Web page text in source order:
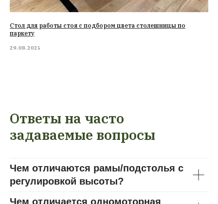
Стол для работы стоя с подбором цвета столешницы по
паркету
29.08.2025
Ответы на часто
задаваемые вопросы
Чем отличаются рамы/подстолья с
регулировкой высоты?
Чем отличается одномоторная